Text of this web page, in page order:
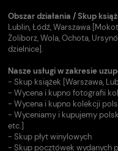
Obszar działania / Skup
Lublin, Łódź, Warszawa
Żoliborz, Wola, Ochota,
dzielnice].
Nasze usługi w zakresie
- Skup książek [Warszawa,
- Wycena i kupno fotografii
- Wycena i kupno kolekcji
- Wyceniamy i kupujemy
etc.]
- Skup płyt winylowych
- Skup pocztówek wydanych